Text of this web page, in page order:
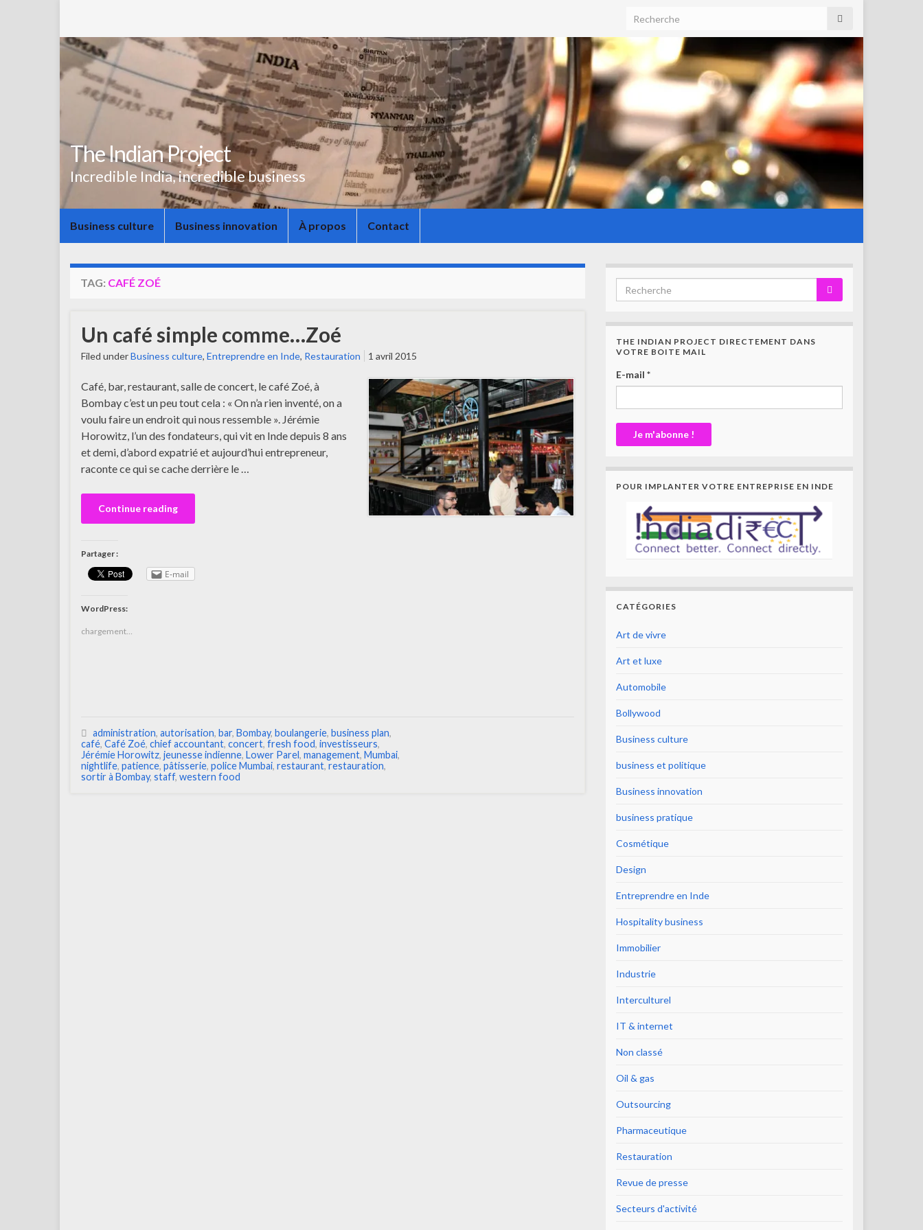
The Indian Project
Incredible India, incredible business
Business culture Business innovation À propos Contact
TAG: CAFÉ ZOÉ
Un café simple comme…Zoé
Filed underBusiness culture, Entreprendre en Inde, Restauration 1 avril 2015
Café, bar, restaurant, salle de concert, le café Zoé, à
Bombay c’est un peu tout cela : « On n’a rien inventé, on a
voulu faire un endroit qui nous ressemble ». Jérémie
Horowitz, l’un des fondateurs, qui vit en Inde depuis 8 ans
et demi, d’abord expatrié et aujourd’hui entrepreneur,
raconte ce qui se cache derrière le …
Continue reading
Partager :
E-mail
WordPress:
chargement…
administration, autorisation, bar, Bombay, boulangerie, business plan,
café, Café Zoé, chief accountant, concert, fresh food, investisseurs,
Jérémie Horowitz, jeunesse indienne, Lower Parel, management, Mumbai,
nightlife, patience, pâtisserie, police Mumbai, restaurant, restauration,
sortir à Bombay, staff, western food
THE INDIAN PROJECT DIRECTEMENT DANS
VOTRE BOITE MAIL
E-mail *
POUR IMPLANTER VOTRE ENTREPRISE EN INDE
CATÉGORIES
Art de vivre
Art et luxe
Automobile
Bollywood
Business culture
business et politique
Business innovation
business pratique
Cosmétique
Design
Entreprendre en Inde
Hospitality business
Immobilier
Industrie
Interculturel
IT & internet
Non classé
Oil & gas
Outsourcing
Pharmaceutique
Restauration
Revue de presse
Secteurs d'activité